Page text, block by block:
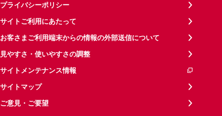
プライバシーポリシー
サイトご利用にあたって
お客さまご利用端末からの情報の外部送信について
見やすさ・使いやすさの調整
サイトメンテナンス情報
サイトマップ
ご意見・ご要望